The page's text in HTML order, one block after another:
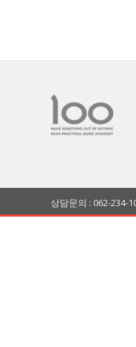
상담문의 : 062-234-